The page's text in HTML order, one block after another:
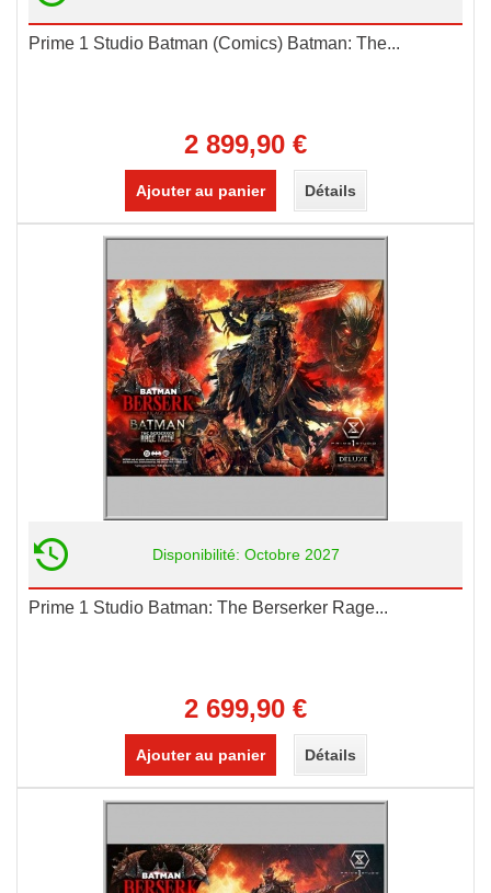
Prime 1 Studio Batman (Comics) Batman: The...
2 899,90 €
Ajouter au panier Détails
Disponibilité: Octobre 2027
Prime 1 Studio Batman: The Berserker Rage...
2 699,90 €
Ajouter au panier Détails